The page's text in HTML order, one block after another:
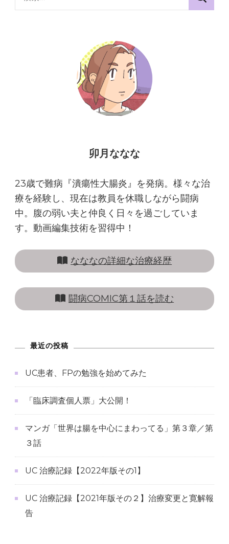
「活
動
期」
食
本”
の
卯月ななな
23歳で難病『潰瘍性大腸炎』を発病。様々な治
療を経験し、現在は教員を休職しながら闘病
中。腹の弱い夫と仲良く日々を過ごしていま
す。動画編集技術を習得中！
なななの詳細な治療経歴
闘病COMIC第１話を読む
最近の投稿
UC患者、FPの勉強を始めてみた
「臨床調査個人票」大公開！
マンガ「世界は腸を中心にまわってる」第３章／第
３話
UC 治療記録【2022年版その1】
UC 治療記録【2021年版その２】治療変更と寛解報
告